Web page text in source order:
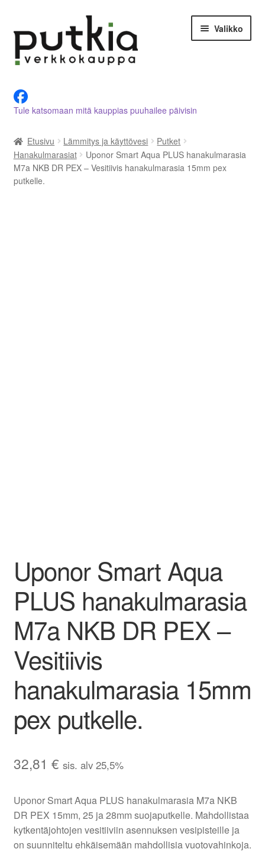
navigointiin
sisältöön
Valikko
Tietoja meistä
Asiakastilini
Ostoskori
Tule katsomaan mitä kauppias puuhailee päivisin
Etusivu Lämmitys ja käyttövesi
Putket
Hanakulmarasiat
Uponor Smart Aqua PLUS hanakulmarasia
M7a NKB DR PEX – Vesitiivis hanakulmarasia 15mm pex
putkelle.
Uponor Smart Aqua
PLUS hanakulmarasia
M7a NKB DR PEX –
Vesitiivis
hanakulmarasia 15mm
pex putkelle.
32,81 € sis. alv 25,5%
Uponor Smart Aqua PLUS hanakulmarasia M7a NKB
DR PEX 15mm, 25 ja 28mm suojaputkelle. Mahdollistaa
kytkentäjohtojen vesitiiviin asennuksen vesipisteille ja
on suunniteltu ehkäisemään mahdollisia vuotovahinkoja.